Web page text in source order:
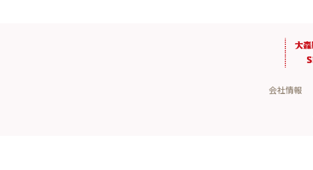
会社情報